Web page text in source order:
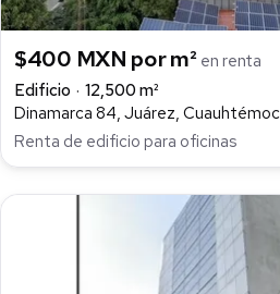
$400 MXN por m² en renta
Edificio
12,500 m²
Dinamarca 84, Juárez, Cuauhtémoc
Renta de edificio para oficinas